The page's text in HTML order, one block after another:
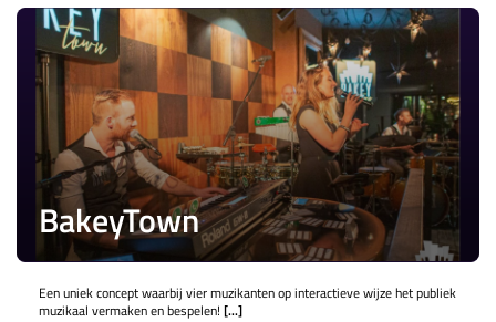
BakeyTown
Een uniek concept waarbij vier muzikanten op interactieve wijze het publiek
muzikaal vermaken en bespelen! [...]